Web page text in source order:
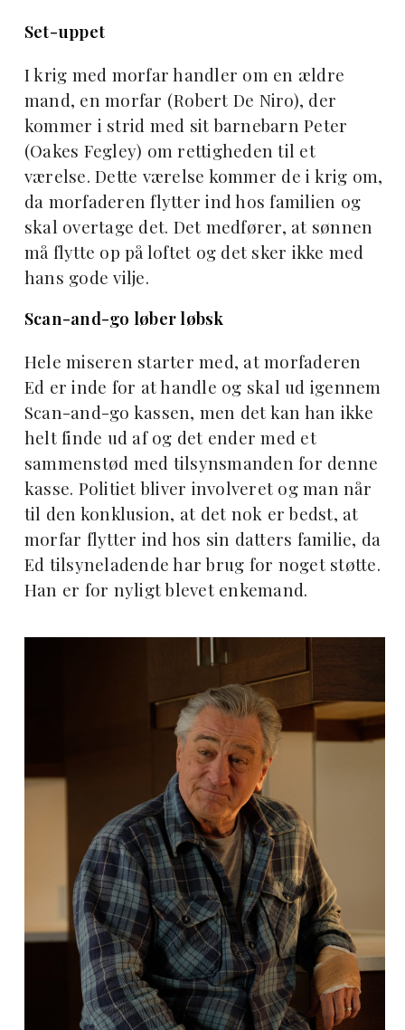
Set-uppet
I krig med morfar handler om en ældre
mand, en morfar (Robert De Niro), der
kommer i strid med sit barnebarn Peter
(Oakes Fegley) om rettigheden til et
værelse. Dette værelse kommer de i krig om,
da morfaderen flytter ind hos familien og
skal overtage det. Det medfører, at sønnen
må flytte op på loftet og det sker ikke med
hans gode vilje.
Scan-and-go løber løbsk
Hele miseren starter med, at morfaderen
Ed er inde for at handle og skal ud igennem
Scan-and-go kassen, men det kan han ikke
helt finde ud af og det ender med et
sammenstød med tilsynsmanden for denne
kasse. Politiet bliver involveret og man når
til den konklusion, at det nok er bedst, at
morfar flytter ind hos sin datters familie, da
Ed tilsyneladende har brug for noget støtte.
Han er for nyligt blevet enkemand.